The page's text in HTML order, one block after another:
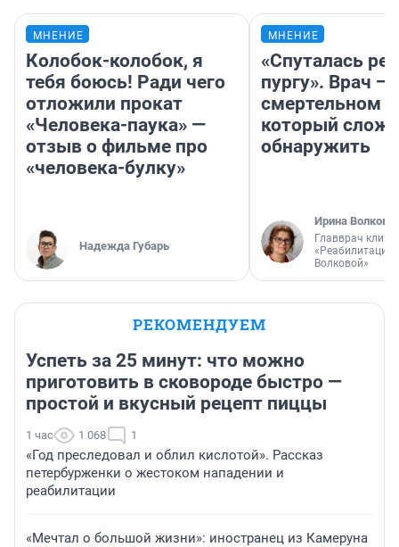
МНЕНИЕ
Колобок-колобок, я
тебя боюсь! Ради чего
отложили прокат
«Человека-паука» —
отзыв о фильме про
«человека-булку»
Надежда Губарь
МНЕНИЕ
«Спуталась
пургу». Врач —
смертельном
который
обнаружить
Ирина Волкова
Главврач
«Реабилитация
Волковой»
РЕКОМЕНДУЕМ
Успеть за 25 минут: что можно
приготовить в сковороде быстро —
простой и вкусный рецепт пиццы
1 час 1 068 1
«Год преследовал и облил кислотой». Рассказ
петербурженки о жестоком нападении и
реабилитации
«Мечтал о большой жизни»: иностранец из Камеруна